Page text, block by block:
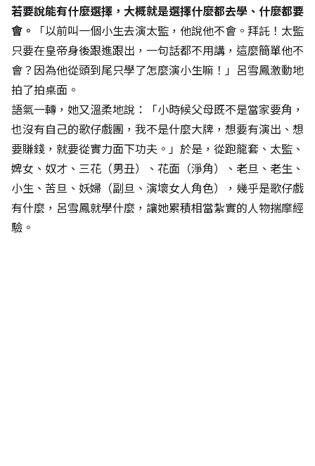
若要說能有什麼選擇，大概就是選擇什麼都去學、什麼都要
會。
「以前叫一個小生去演太監，他說他不會。拜託！太監
只要在皇帝身後跟進跟出，一句話都不用講，這麼簡單他不
會？因為他從頭到尾只學了怎麼演小生嘛！」呂雪鳳激動地
拍了拍桌面。
語氣一轉，她又溫柔地說：「小時候父母既不是當家要角，
也沒有自己的歌仔戲團，我不是什麼大牌，想要有演出、想
要賺錢，就要從實力面下功夫。」於是，從跑龍套、太監、
婢女、奴才、三花（男丑）、花面（淨角）、老旦、老生、
小生、苦旦、妖婦（副旦、演壞女人角色），幾乎是歌仔戲
有什麼，呂雪鳳就學什麼，讓她累積相當紮實的人物揣摩經
驗。